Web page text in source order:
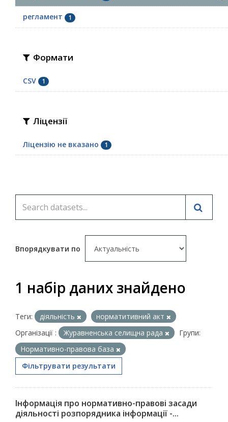
регламент 1
Формати
CSV 1
Ліцензії
Ліцензію не вказано 1
Впорядкувати по
1 набір даних знайдено
Теги: діяльність
норматитивний акт
Організації :
Журавненська селищна рада
Групи:
Нормативно-правова база
Фільтрувати результати
Інформація про нормативно-правові засади
діяльності розпорядника інформації -...